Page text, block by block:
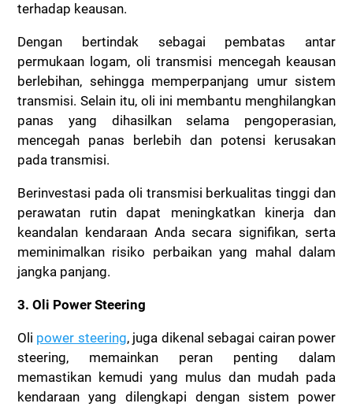
terhadap keausan.
Dengan bertindak sebagai pembatas antar
permukaan logam, oli transmisi mencegah keausan
berlebihan, sehingga memperpanjang umur sistem
transmisi. Selain itu, oli ini membantu menghilangkan
panas yang dihasilkan selama pengoperasian,
mencegah panas berlebih dan potensi kerusakan
pada transmisi.
Berinvestasi pada oli transmisi berkualitas tinggi dan
perawatan rutin dapat meningkatkan kinerja dan
keandalan kendaraan Anda secara signifikan, serta
meminimalkan risiko perbaikan yang mahal dalam
jangka panjang.
3. Oli Power Steering
Oli power steering, juga dikenal sebagai cairan power
steering, memainkan peran penting dalam
memastikan kemudi yang mulus dan mudah pada
kendaraan yang dilengkapi dengan sistem power